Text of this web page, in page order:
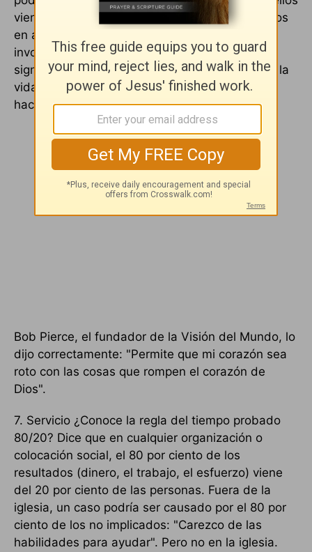
vienen a nuestra iglesia—podemos involucrarnos
en alcanzar al mundo. Si nosotros no estamos
involucrados en las misiones de algún modo,
significa que no tenemos firmemente agarrada la
vida porque no vemos al mundo como Dios lo
hace: perdido y en necesidad de un Salvador.
Bob Pierce, el fundador de la Visión del Mundo, lo
dijo correctamente: "Permite que mi corazón sea
roto con las cosas que rompen el corazón de
Dios".
7. Servicio ¿Conoce la regla del tiempo probado
80/20? Dice que en cualquier organización o
colocación social, el 80 por ciento de los
resultados (dinero, el trabajo, el esfuerzo) viene
del 20 por ciento de las personas. Fuera de la
iglesia, un caso podría ser causado por el 80 por
ciento de los no implicados: "Carezco de las
habilidades para ayudar". Pero no en la iglesia.